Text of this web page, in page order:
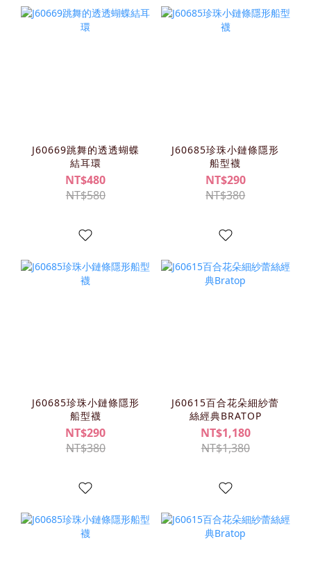
J60669跳舞的透透蝴蝶
結耳環
NT$480
NT$580
J60685珍珠小鏈條隱形
船型襪
NT$290
NT$380
J60685珍珠小鏈條隱形
船型襪
NT$290
NT$380
J60615百合花朵細紗蕾
絲經典BRATOP
NT$1,180
NT$1,380